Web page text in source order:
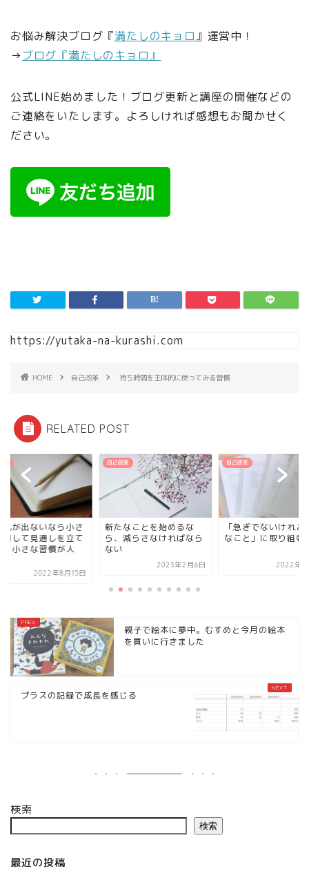
お悩み解決ブログ『満たしのキョロ』運営中！
→ブログ『満たしのキョロ』
公式LINE始めました！ブログ更新と講座の開催などの
ご連絡をいたします。よろしければ感想もお聞かせく
ださい。
https://yutaka-na-kurashi.com
HOME 自己改革 待ち時間を主体的に使ってみる習慣
RELATED POST
気が出ないなら小さ
割して見通しを立て
！小さな習慣が人
2022年8月15日
自己改革
新たなことを始めるな
ら、減らさなければなら
ない
2023年2月6日
自己改革
「急ぎでないけれど
なこと」に取り組む
2022年9
親子で絵本に夢中。むすめと今月の絵本
を買いに行きました
プラスの記録で成長を感じる
検索
検索
最近の投稿